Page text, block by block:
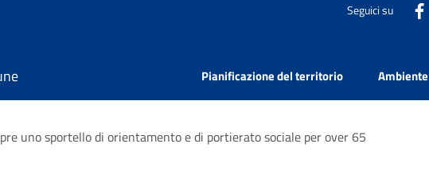
Seguici su
Pianificazione del territorio Ambiente
uno sportello di orientamento e di portierato sociale per over 65